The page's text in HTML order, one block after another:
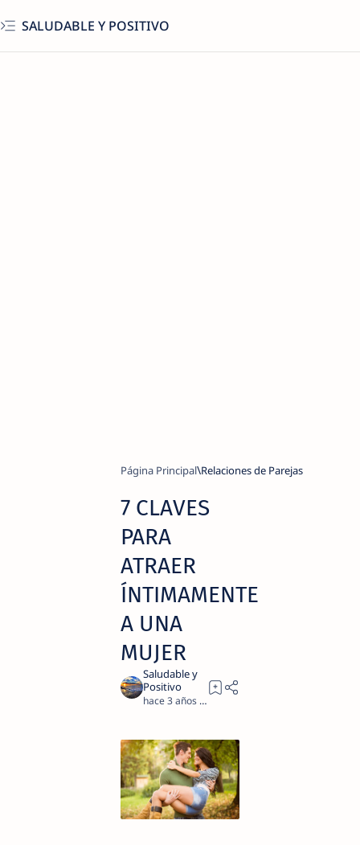
SALUDABLE Y POSITIVO
Página Principal Relaciones de Parejas
7 CLAVES
PARA
ATRAER
ÍNTIMAMENTE
A UNA
MUJER
hace 3 años 3